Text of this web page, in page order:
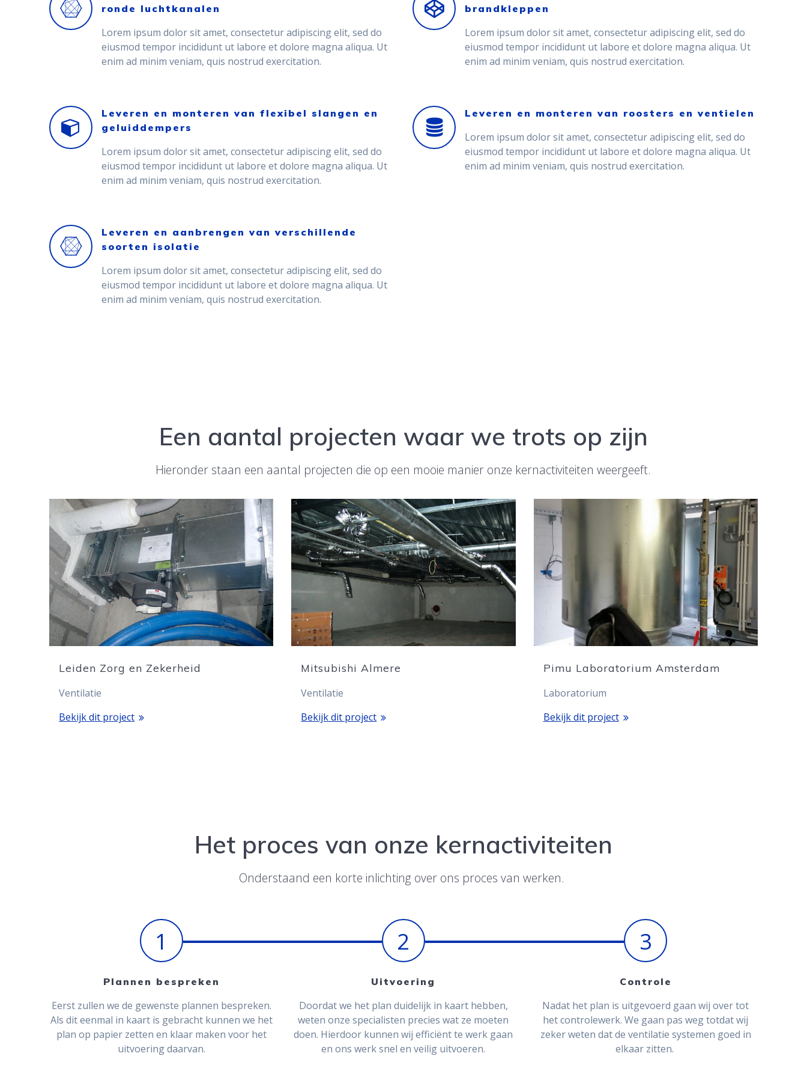
ronde luchtkanalen
Lorem ipsum dolor sit amet, consectetur adipiscing elit, sed do
eiusmod tempor incididunt ut labore et dolore magna aliqua. Ut
enim ad minim veniam, quis nostrud exercitation.
brandkleppen
Lorem ipsum dolor sit amet, consectetur adipiscing elit, sed do
eiusmod tempor incididunt ut labore et dolore magna aliqua. Ut
enim ad minim veniam, quis nostrud exercitation.
Leveren en monteren van flexibel slangen en
geluiddempers
Lorem ipsum dolor sit amet, consectetur adipiscing elit, sed do
eiusmod tempor incididunt ut labore et dolore magna aliqua. Ut
enim ad minim veniam, quis nostrud exercitation.
Leveren en monteren van roosters en ventielen
Lorem ipsum dolor sit amet, consectetur adipiscing elit, sed do
eiusmod tempor incididunt ut labore et dolore magna aliqua. Ut
enim ad minim veniam, quis nostrud exercitation.
Leveren en aanbrengen van verschillende
soorten isolatie
Lorem ipsum dolor sit amet, consectetur adipiscing elit, sed do
eiusmod tempor incididunt ut labore et dolore magna aliqua. Ut
enim ad minim veniam, quis nostrud exercitation.
Een aantal projecten waar we trots op zijn
Hieronder staan een aantal projecten die op een mooie manier onze kernactiviteiten weergeeft.
Leiden Zorg en Zekerheid
Ventilatie
Bekijk dit project
Mitsubishi Almere
Ventilatie
Bekijk dit project
Pimu Laboratorium Amsterdam
Laboratorium
Bekijk dit project
Het proces van onze kernactiviteiten
Onderstaand een korte inlichting over ons proces van werken.
1
Plannen bespreken
Eerst zullen we de gewenste plannen bespreken.
Als dit eenmal in kaart is gebracht kunnen we het
plan op papier zetten en klaar maken voor het
uitvoering daarvan.
2
Uitvoering
Doordat we het plan duidelijk in kaart hebben,
weten onze specialisten precies wat ze moeten
doen. Hierdoor kunnen wij efficiënt te werk gaan
en ons werk snel en veilig uitvoeren.
3
Controle
Nadat het plan is uitgevoerd gaan wij over tot
het controlewerk. We gaan pas weg totdat wij
zeker weten dat de ventilatie systemen goed in
elkaar zitten.